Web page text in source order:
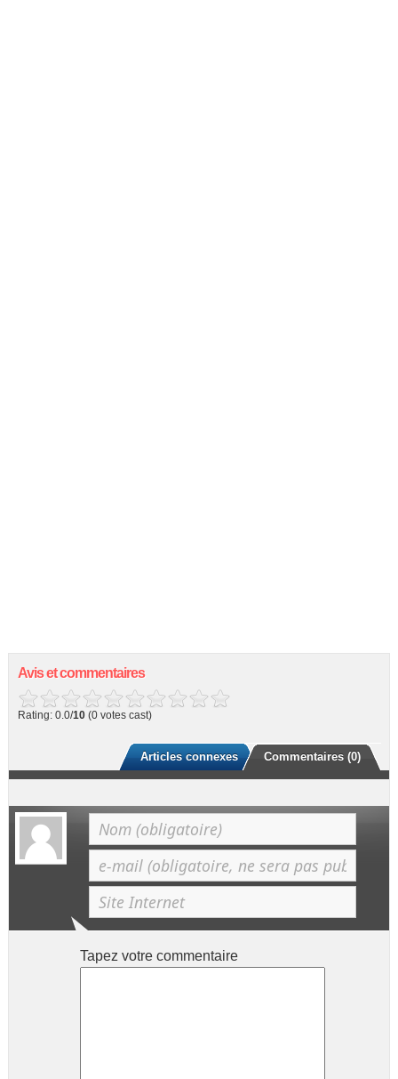
Avis et commentaires
Rating: 0.0/10(0 votes cast)
Commentaires (0)
Articles connexes
Tapez votre commentaire